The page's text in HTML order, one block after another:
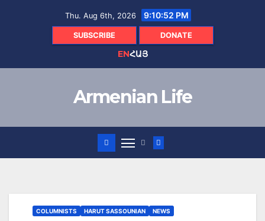
Thu. Aug 6th, 2026 9:10:52 PM
SUBSCRIBE DONATE
ENՀԱՅ
Armenian Life
COLUMNISTS HARUT SASSOUNIAN NEWS